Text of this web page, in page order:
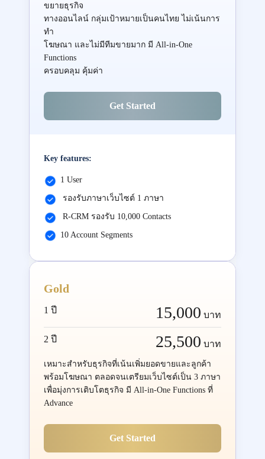
ขยายธุรกิจ
ทางออนไลน์ กลุ่มเป้าหมายเป็นคนไทย ไม่เน้นการ
ทำ
โฆษณา และไม่มีทีมขายมาก มี All-in-One
Functions
ครอบคลุม คุ้มค่า
Get Started
Key features:
1 User
รองรับภาษาเว็บไซต์ 1 ภาษา
R-CRM รองรับ 10,000 Contacts
10 Account Segments
Gold
1 ปี 15,000 บาท
2 ปี 25,500 บาท
เหมาะสำหรับธุรกิจที่เน้นเพิ่มยอดขายและลูกค้า
พร้อมโฆษณา ตลอดจนเตรียมเว็บไซต์เป็น 3 ภาษา
เพื่อมุ่งการเติบโตธุรกิจ มี All-in-One Functions ที่
Advance
Get Started